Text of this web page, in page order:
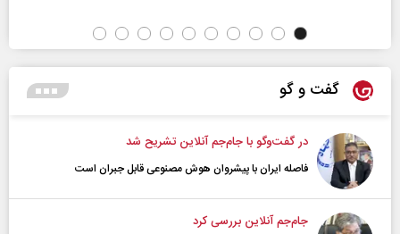
گفت و گو
در گفت‌و‌گو با جام‌جم آنلاین تشریح شد
فاصله ایران با پیشرو‌ان هوش مصنوعی قابل جبران است
جام‌جم آنلاین بررسی کرد